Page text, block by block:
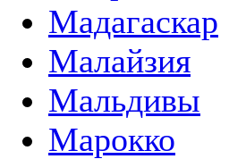
Мадагаскар
Малайзия
Мальдивы
Марокко